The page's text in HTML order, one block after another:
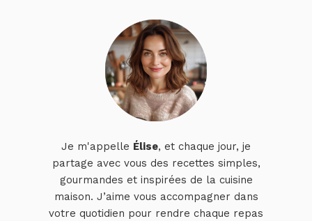
Je m'appelle Élise, et chaque jour, je
partage avec vous des recettes simples,
gourmandes et inspirées de la cuisine
maison. J’aime vous accompagner dans
votre quotidien pour rendre chaque repas